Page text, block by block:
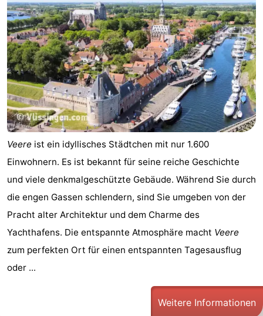
Schwimmbader
-
Radfahren
-
Wandern
-
Reiten
-
Golfplatze
-
Surfen
-
Sportangeln
Haifischzähne
Seehunden
Essen
und
Veranstaltungen
Veere ist ein idyllisches Städtchen mit nur 1.600
Einwohnern. Es ist bekannt für seine reiche Geschichte
und viele denkmalgeschützte Gebäude. Während Sie durch
die engen Gassen schlendern, sind Sie umgeben von der
Pracht alter Architektur und dem Charme des
Yachthafens. Die entspannte Atmosphäre macht Veere
zum perfekten Ort für einen entspannten Tagesausflug
oder ...
Weitere Informationen